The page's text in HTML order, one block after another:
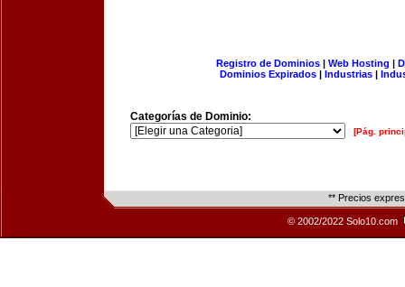
Registro de Dominios| Web Hosting |
Dominios Expirados | Industrias |
Categorías de Dominio:
[Pág.
** Precios
© 2002/2022 Solo10.com